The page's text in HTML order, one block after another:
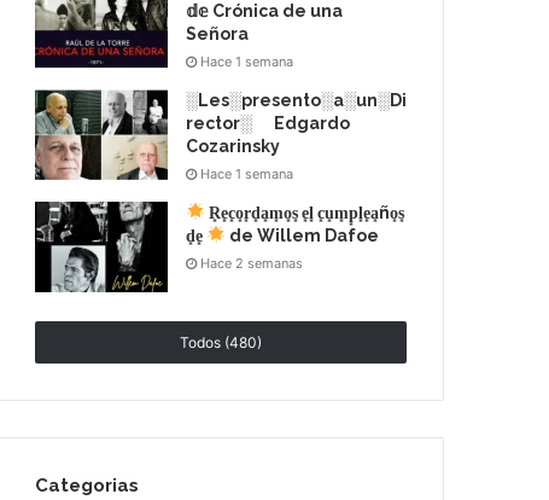
𝕕𝕖 Crónica de una
Señora
Hace 1 semana
░Les░presento░a░un░Di
rector░ Edgardo
Cozarinsky
Hace 1 semana
R͙e͙c͙o͙r͙d͙a͙m͙o͙s͙ e͙l͙ c͙u͙m͙p͙l͙e͙a͙ño͙s͙
d͙e͙
de Willem Dafoe
Hace 2 semanas
Todos (480)
Categorias